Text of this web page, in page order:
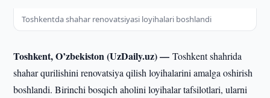
Toshkentda shahar renovatsiyasi loyihalari boshlandi
Toshkent, O’zbekiston (UzDaily.uz) —Toshkent shahrida
shahar qurilishini renovatsiya qilish loyihalarini amalga oshirish
boshlandi. Birinchi bosqich aholini loyihalar tafsilotlari, ularni